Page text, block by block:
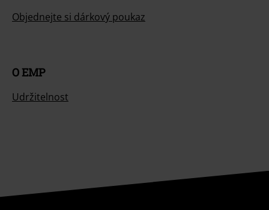
Objednejte si dárkový poukaz
O EMP
Udržitelnost